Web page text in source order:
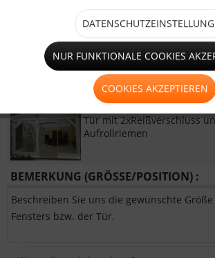
Hohlsaum
kleines Fenster (bis 1,25m²)
Tür mit 2xReißverschluss
Aufrollriemen
BEMERKUNG (GRÖSSE/POSITION) :
Beschreiben Sie uns die gewünschte
Fensters bzw. der Tür.
NUR FUNKTIONALE COOKIES
COOKIES AKZEPTIEREN